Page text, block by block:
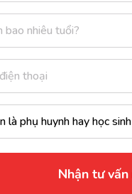
Nhận tư
Ngày 18: Vì sao bé
từ tiếng Anh? Cách
nhớ lâu mà không cần
Ngày 17: Bé nhận diện